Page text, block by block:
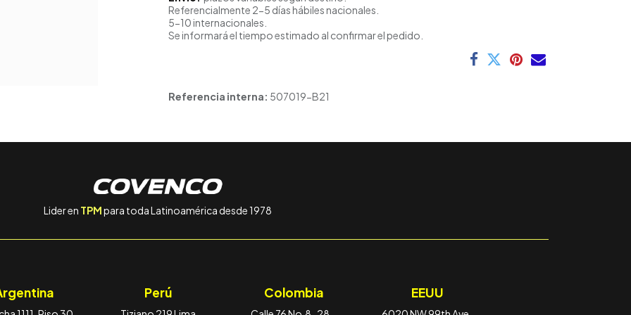
Referencialmente 2-5 días hábiles nacionales.
5-10 internacionales.
Se informará el tiempo estimado al confirmar el pedido.
Referencia interna: 507019-B21
Lider en TPMpara toda Latinoamérica desde 1978
Perú Colombia EEUU